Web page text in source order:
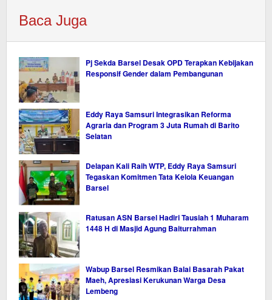
Baca Juga
Pj Sekda Barsel Desak OPD Terapkan Kebijakan
Responsif Gender dalam Pembangunan
Eddy Raya Samsuri Integrasikan Reforma
Agraria dan Program 3 Juta Rumah di Barito
Selatan
Delapan Kali Raih WTP, Eddy Raya Samsuri
Tegaskan Komitmen Tata Kelola Keuangan
Barsel
Ratusan ASN Barsel Hadiri Tausiah 1 Muharam
1448 H di Masjid Agung Baiturrahman
Wabup Barsel Resmikan Balai Basarah Pakat
Maeh, Apresiasi Kerukunan Warga Desa
Lembeng